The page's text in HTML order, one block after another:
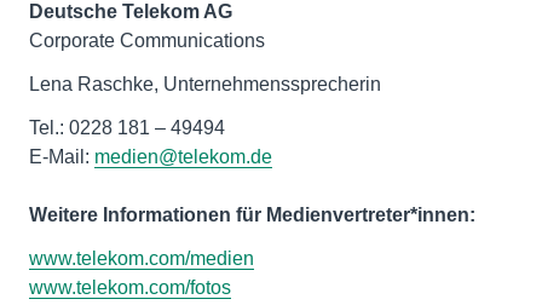
Deutsche Telekom AG
Corporate Communications
Tel.: 0228 181 – 49494
E-Mail: medien@telekom.de
Weitere Informationen für Medienvertreter*innen:
www.telekom.com/medien
www.telekom.com/fotos